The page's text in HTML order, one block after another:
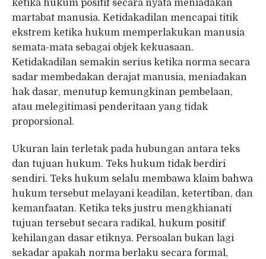
ketika hukum positif secara nyata meniadakan
martabat manusia. Ketidakadilan mencapai titik
ekstrem ketika hukum memperlakukan manusia
semata-mata sebagai objek kekuasaan.
Ketidakadilan semakin serius ketika norma secara
sadar membedakan derajat manusia, meniadakan
hak dasar, menutup kemungkinan pembelaan,
atau melegitimasi penderitaan yang tidak
proporsional.
Ukuran lain terletak pada hubungan antara teks
dan tujuan hukum. Teks hukum tidak berdiri
sendiri. Teks hukum selalu membawa klaim bahwa
hukum tersebut melayani keadilan, ketertiban, dan
kemanfaatan. Ketika teks justru mengkhianati
tujuan tersebut secara radikal, hukum positif
kehilangan dasar etiknya. Persoalan bukan lagi
sekadar apakah norma berlaku secara formal,